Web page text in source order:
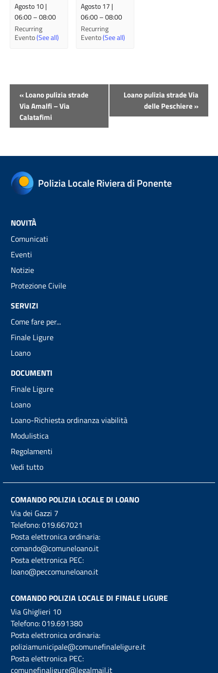
Agosto 10 |
06:00–08:00
Recurring
Evento(See all)
Agosto 17 |
06:00–08:00
Recurring
Evento(See all)
Evento
Navigazione
«Loano pulizia strade
Via Amalfi – Via
Calatafimi
Loano pulizia strade Via
delle Peschiere»
Polizia Locale Riviera di Ponente
NOVITÀ
Comunicati
Eventi
Notizie
Protezione Civile
SERVIZI
Come fare per...
Finale Ligure
Loano
DOCUMENTI
Finale Ligure
Loano
Loano-Richiesta ordinanza viabilità
Modulistica
Regolamenti
Vedi tutto
COMANDO POLIZIA LOCALE DI LOANO
Via dei Gazzi 7
Telefono:019.667021
Posta elettronica ordinaria:
comando@comuneloano.it
Posta elettronica PEC:
loano@peccomuneloano.it
COMANDO POLIZIA LOCALE DI FINALE LIGURE
Via Ghiglieri 10
Telefono:019.691380
Posta elettronica ordinaria:
poliziamunicipale@comunefinaleligure.it
Posta elettronica PEC:
comunefinaligure@legalmail.it